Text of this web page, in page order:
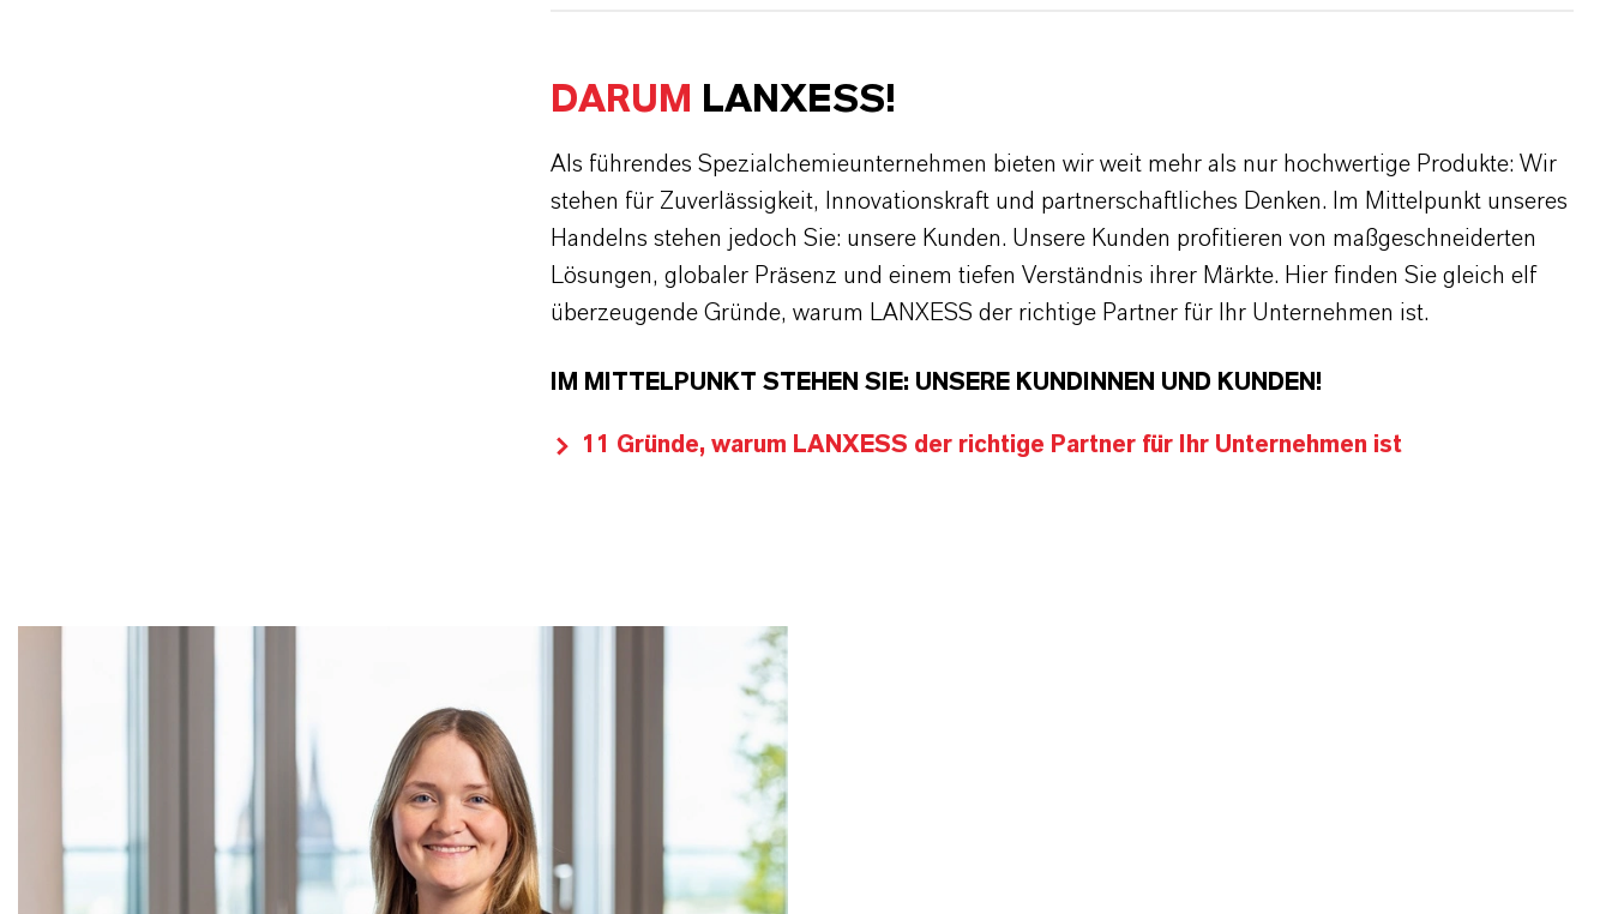
DARUM LANXESS!
Als führendes Spezialchemieunternehmen bieten wir weit mehr als nur hochwertige Produkte: Wir
stehen für Zuverlässigkeit, Innovationskraft und partnerschaftliches Denken. Im Mittelpunkt unseres
Handelns stehen jedoch Sie: unsere Kunden. Unsere Kunden profitieren von maßgeschneiderten
Lösungen, globaler Präsenz und einem tiefen Verständnis ihrer Märkte. Hier finden Sie gleich elf
überzeugende Gründe, warum LANXESS der richtige Partner für Ihr Unternehmen ist.
IM MITTELPUNKT STEHEN SIE: UNSERE KUNDINNEN UND KUNDEN!
11 Gründe, warum LANXESS der richtige Partner für Ihr Unternehmen ist